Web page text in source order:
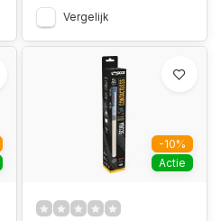
Vergelijk
-10%
Actie